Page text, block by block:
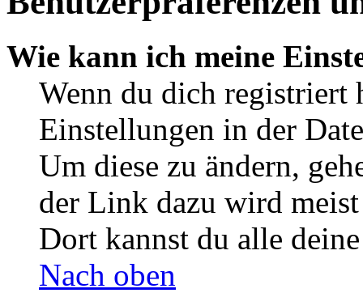
Wie kann ich meine
Wenn du dich registriert
Einstellungen in der
Um diese zu ändern,
der Link dazu wird
Dort kannst du alle
Nach oben